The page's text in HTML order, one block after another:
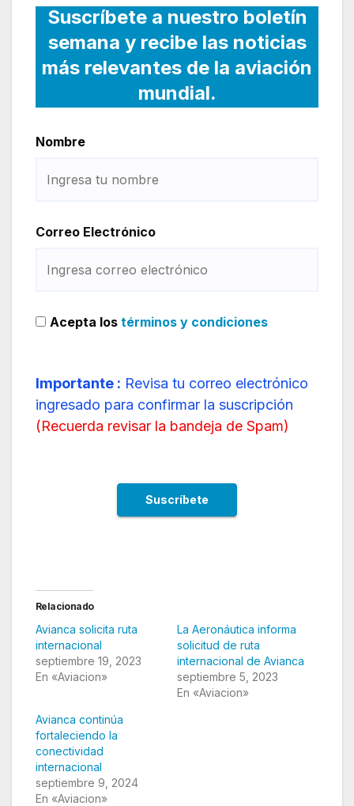
Suscríbete a nuestro boletín
semana y recibe las noticias
más relevantes de la aviación
mundial.
Nombre
Correo Electrónico
Acepta los términos y condiciones
Importante : Revisa tu correo electrónico
ingresado para confirmar la suscripción
(Recuerda revisar la bandeja de Spam)
Relacionado
Avianca solicita ruta
internacional
septiembre 19, 2023
En «Aviacion»
La Aeronáutica informa
solicitud de ruta
internacional de Avianca
septiembre 5, 2023
En «Aviacion»
Avianca continúa
fortaleciendo la
conectividad
internacional
septiembre 9, 2024
En «Aviacion»